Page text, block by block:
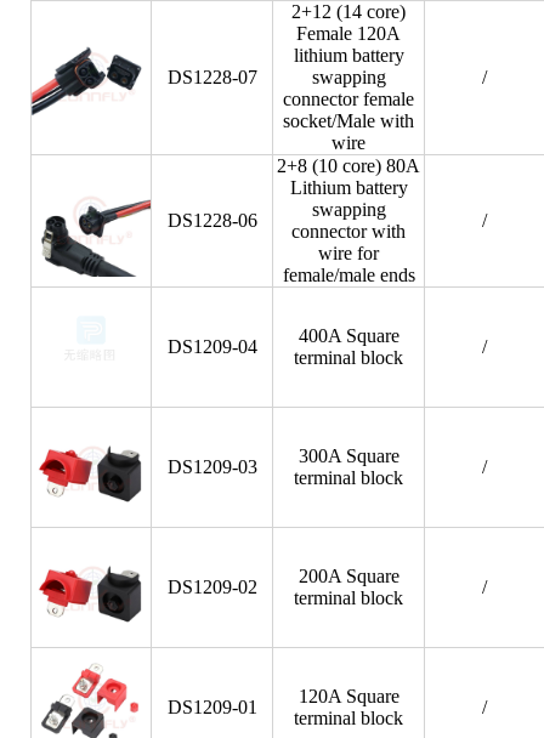
DS1228-07
2+12 (14 core)
Female 120A
lithium battery
swapping
connector female
socket/Male with
wire
/
DS1228-06
2+8 (10 core) 80A
Lithium battery
swapping
connector with
wire for
female/male ends
/
DS1209-04
400A Square
terminal block
/
DS1209-03
300A Square
terminal block
/
DS1209-02
200A Square
terminal block
/
DS1209-01
120A Square
terminal block
/